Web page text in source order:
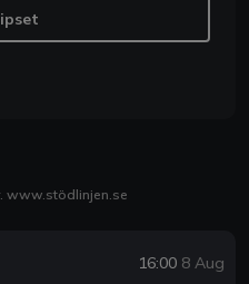
www.stödlinjen.se
16:00 8 Aug